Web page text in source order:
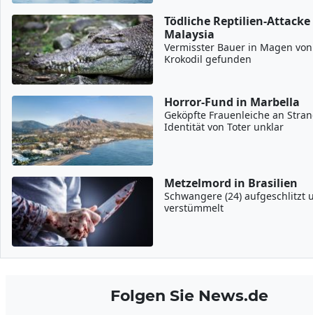
Tödliche Reptilien-
Malaysia
Vermisster Bauer in Magen
Krokodil gefunden
Horror-Fund in Marbella
Geköpfte Frauenleiche an
Identität von Toter unklar
Metzelmord in Brasilien
Schwangere (24) aufgeschlitzt
verstümmelt
Folgen Sie News.de